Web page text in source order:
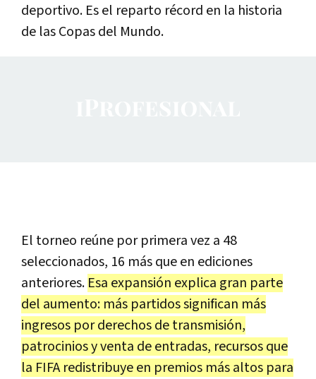
deportivo. Es el reparto récord en la historia
de las Copas del Mundo.
El torneo reúne por primera vez a 48
seleccionados, 16 más que en ediciones
anteriores. Esa expansión explica gran parte
del aumento: más partidos significan más
ingresos por derechos de transmisión,
patrocinios y venta de entradas, recursos que
la FIFA redistribuye en premios más altos para